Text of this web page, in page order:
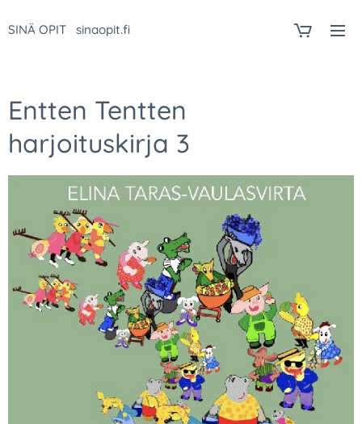
SINÄ OPIT sinaopit.fi
Entten Tentten
harjoituskirja 3